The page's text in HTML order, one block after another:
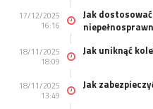
17/12/2025
16:16
Jak
18/11/2025
18:09
Jak uniknąć
18/11/2025
13:49
Jak